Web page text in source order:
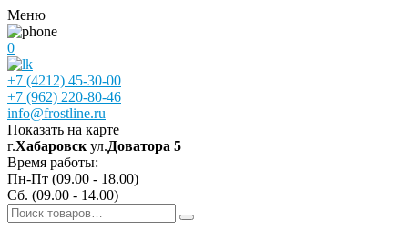
Меню
0
+7 (4212) 45-30-00
+7 (962) 220-80-46
info@frostline.ru
Показать на карте
г.Хабаровск ул.Доватора 5
Время работы:
Пн-Пт (09.00 - 18.00)
Сб. (09.00 - 14.00)